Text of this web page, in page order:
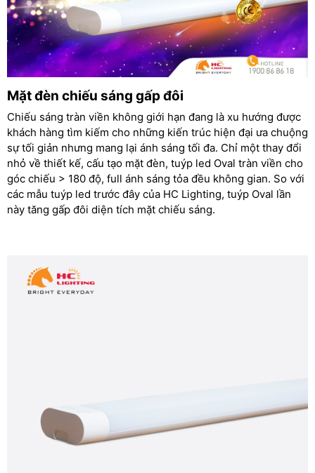
Mặt đèn chiếu sáng gấp đôi
Chiếu sáng tràn viền không giới hạn đang là xu hướng được
khách hàng tìm kiếm cho những kiến trúc hiện đại ưa chuộng
sự tối giản nhưng mang lại ánh sáng tối đa. Chỉ một thay đổi
nhỏ về thiết kế, cấu tạo mặt đèn, tuýp led Oval tràn viền cho
góc chiếu > 180 độ, full ánh sáng tỏa đều không gian. So với
các mẫu tuýp led trước đây của HC Lighting, tuýp Oval lần
này tăng gấp đôi diện tích mặt chiếu sáng.